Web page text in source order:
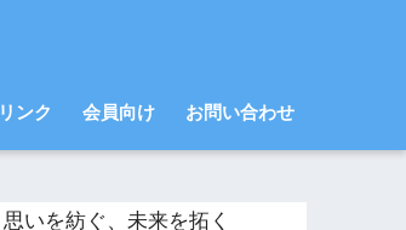
リンク 会員向け お問い合わせ
思いを紡ぐ、未来を拓く